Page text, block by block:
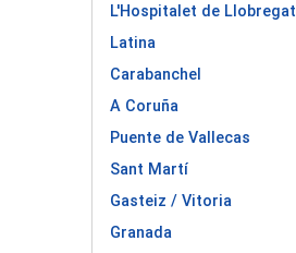
L'Hospitalet de Llobregat
Latina
Carabanchel
A Coruña
Puente de Vallecas
Sant Martí
Gasteiz / Vitoria
Granada